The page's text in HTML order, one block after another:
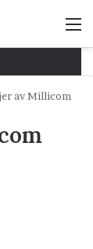
av Millicom